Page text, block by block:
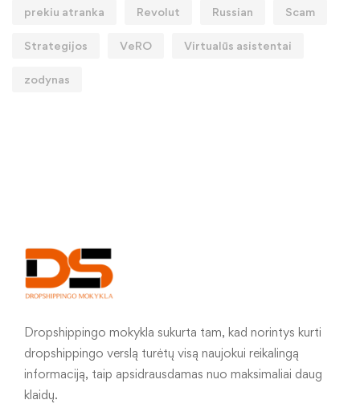
prekiu atranka Revolut Russian Scam
Strategijos VeRO Virtualūs asistentai
zodynas
Dropshippingo mokykla sukurta tam, kad norintys kurti
dropshippingo verslą turėtų visą naujokui reikalingą
informaciją, taip apsidrausdamas nuo maksimaliai daug
klaidų.